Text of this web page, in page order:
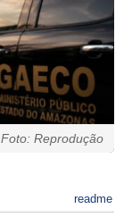
Foto: Reprodução
readme